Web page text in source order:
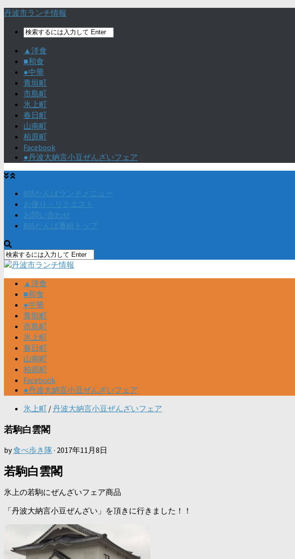
丹波市ランチ情報
▲洋食
■和食
●中華
青垣町
市島町
氷上町
春日町
山南町
柏原町
Facebook
●丹波大納言小豆ぜんざいフェア
805たんばランチメニュー
お便り・リクエスト
お問い合わせ
805たんば番組トップ
▲洋食
■和食
●中華
青垣町
市島町
氷上町
春日町
山南町
柏原町
Facebook
●丹波大納言小豆ぜんざいフェア
氷上町 /丹波大納言小豆ぜんざいフェア
若駒白雲閣
by食べ歩き隊· 2017年11月8日
若駒白雲閣
氷上の若駒にぜんざいフェア商品
「丹波大納言小豆ぜんざい」を頂きに行きました！！